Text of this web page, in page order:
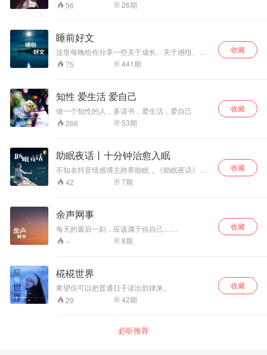
56
26期
睡前好文
这里每晚给你分享一些关于成长、关于感悟、关
于情感的一些故事。每晚一个的暖心故事陪你入
眠。
75 441期
收藏
知性 爱生活 爱自己
做一个知性的人，多读书，爱生活，爱自己
266
53期
收藏
助眠夜话丨十分钟治愈入眠
不知名抖音情感博主跨界助眠，《助眠夜话》每
晚21:00准时更新，愿你所有睡前的坏情绪，在遇
见我的那一刻，杳无踪影。
42 7期
收藏
余声网事
每天的最后一刻，应该属于你自己……
--
8期
收藏
椛椛世界
希望你可以把普通日子读出韵律来。
29
42期
收藏
必听推荐